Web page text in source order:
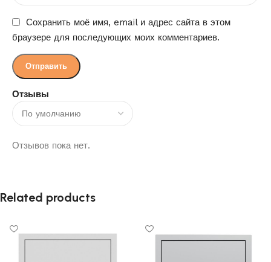
Отзывы
Отзывов пока нет.
Сохранить моё имя, email и адрес сайта в этом
браузере для последующих моих комментариев.
Related products